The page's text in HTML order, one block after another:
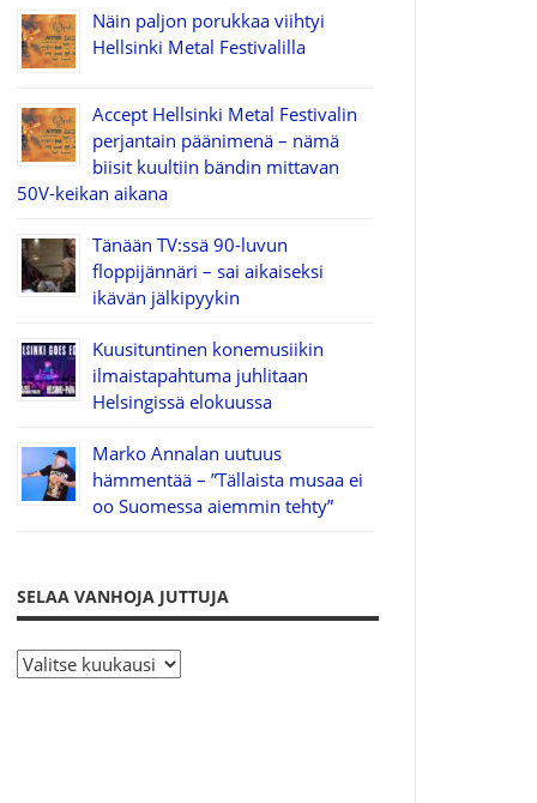
Näin paljon porukkaa viihtyi
Hellsinki Metal Festivalilla
Accept Hellsinki Metal Festivalin
perjantain päänimenä – nämä
biisit kuultiin bändin mittavan
50V-keikan aikana
Tänään TV:ssä 90-luvun
floppijännäri – sai aikaiseksi
ikävän jälkipyykin
Kuusituntinen konemusiikin
ilmaistapahtuma juhlitaan
Helsingissä elokuussa
Marko Annalan uutuus
hämmentää – ”Tällaista musaa ei
oo Suomessa aiemmin tehty”
SELAA VANHOJA JUTTUJA
S